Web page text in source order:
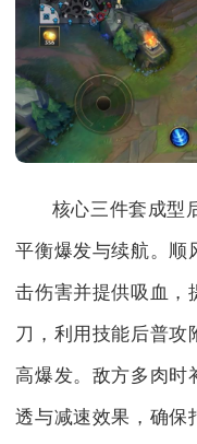
核心三件套成型
平衡爆发与续航。顺
击伤害并提供吸血，
刀，利用技能后普攻
高爆发。敌方多肉时
透与减速效果，确保